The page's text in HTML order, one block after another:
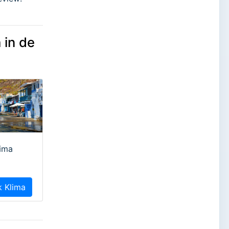
in de
Klima